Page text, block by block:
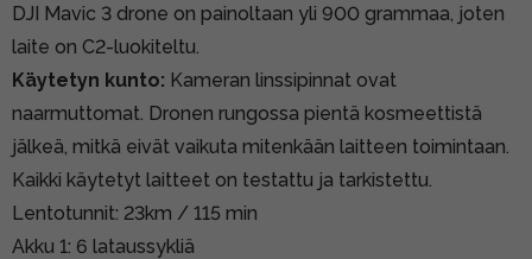
DJI Mavic 3 drone on painoltaan yli 900 grammaa, joten
laite on C2-luokiteltu.
Käytetyn kunto: Kameran linssipinnat ovat
naarmuttomat. Dronen rungossa pientä kosmeettistä
jälkeä, mitkä eivät vaikuta mitenkään laitteen toimintaan.
Kaikki käytetyt laitteet on testattu ja tarkistettu.
Lentotunnit: 23km / 115 min
Akku 1: 6 lataussykliä